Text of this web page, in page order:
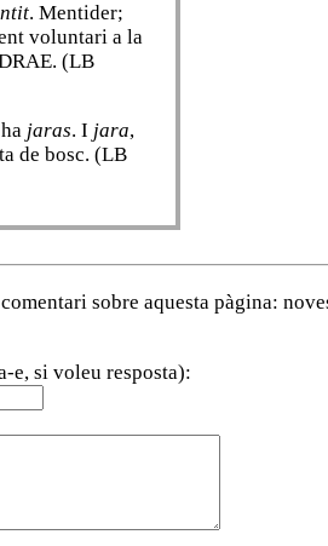
. Mentider;
voluntari a la
(LB
jaras. I jara,
de bosc. (LB
sobre aquesta pàgina:
e, si voleu resposta):